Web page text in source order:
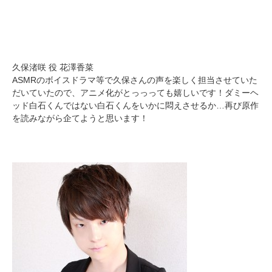
久保渚咲 役 花澤香菜
ASMRのボイスドラマ等で久保さんの声を楽しく担当させていた
だいていたので、アニメ化がとっっっても嬉しいです！ダミーヘ
ッド白石くんではない白石くんをいかに悶えさせるか…再び原作
を読みながら企てようと思います！